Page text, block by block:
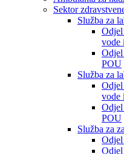
Sektor
Služba za
vode
POU
Služba za
vode
POU
Služba za